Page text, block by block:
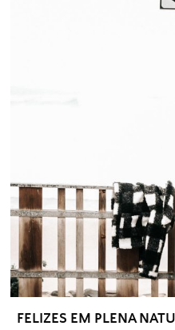
FELIZES EM PLENA